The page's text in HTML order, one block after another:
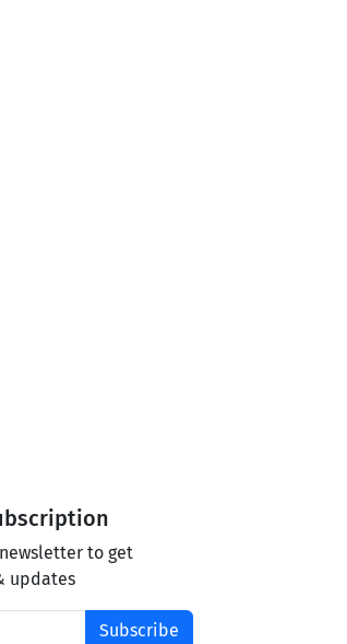
to get
updates
Subscribe